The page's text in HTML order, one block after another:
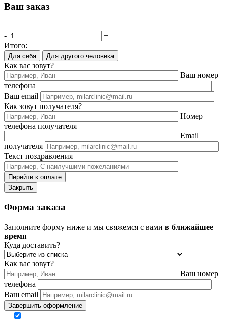
Ваш заказ
-
+
Итого:
Для себя Для другого человека
Как вас зовут?
Ваш номер
телефона
Ваш email
Как зовут получателя?
Номер
телефона получателя
Email
получателя
Текст поздравления
Перейти к оплате
Закрыть
Форма заказа
Заполните форму ниже и мы свяжемся с вами в ближайшее
время
Куда доставить?
Как вас зовут?
Ваш номер
телефона
Ваш email
Завершить оформление